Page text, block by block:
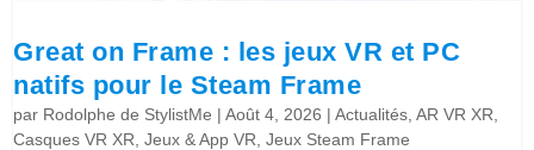
Great on Frame : les jeux VR et PC
natifs pour le Steam Frame
par Rodolphe de StylistMe |Août 4, 2026 |Actualités ,AR VR XR
Casques VR XR ,Jeux & App VR ,Jeux Steam Frame